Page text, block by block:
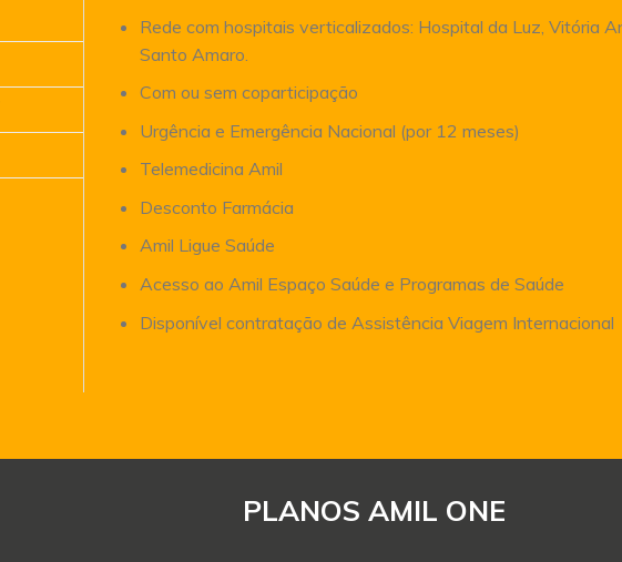
Rede com hospitais verticalizados: Hospital da Luz, Vitória
Santo Amaro.
Com ou sem coparticipação
Urgência e Emergência Nacional (por 12 meses)
Telemedicina Amil
Desconto Farmácia
Amil Ligue Saúde
Acesso ao Amil Espaço Saúde e Programas de Saúde
Disponível contratação de Assistência Viagem Internacional
PLANOS AMIL ONE